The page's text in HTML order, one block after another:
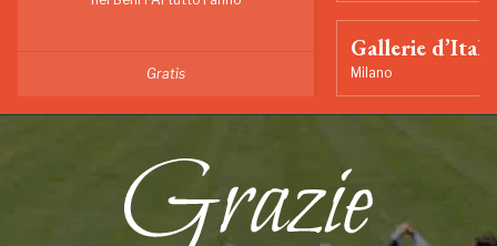
Gratis
Gallerie
Milano